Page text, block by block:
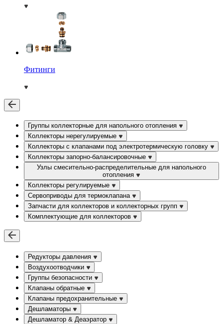
Фитинги
Группы коллекторные для напольного отопления
Коллекторы нерегулируемые
Коллекторы с клапанами под электротермическую головку
Коллекторы запорно-балансировочные
Узлы смесительно-распределительные для напольного
отопления
Коллекторы регулируемые
Сервоприводы для термоклапана
Запчасти для коллекторов и коллекторных групп
Комплектующие для коллекторов
Редукторы давления
Воздухоотводчики
Группы безопасности
Клапаны обратные
Клапаны предохранительные
Дешламаторы
Дешламатор & Деаэратор